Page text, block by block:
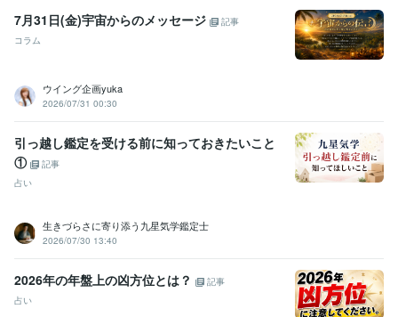
7月31日(金)宇宙からのメッセージ
記事
コラム
ウイング企画yuka
2026/07/31 00:30
引っ越し鑑定を受ける前に知っておきたいこと
①
記事
占い
生きづらさに寄り添う九星気学鑑定士
2026/07/30 13:40
2026年の年盤上の凶方位とは？
記事
占い